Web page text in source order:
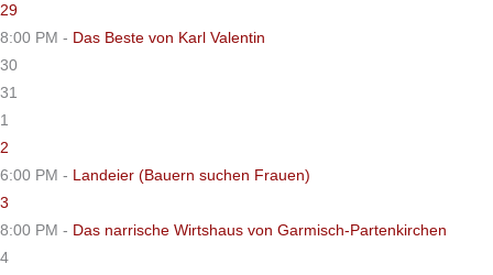
29
8:00 PM - Das Beste von Karl Valentin
30
31
1
2
6:00 PM -
Landeier (Bauern suchen Frauen)
3
8:00 PM - Das narrische Wirtshaus von Garmisch-Partenkirchen
4